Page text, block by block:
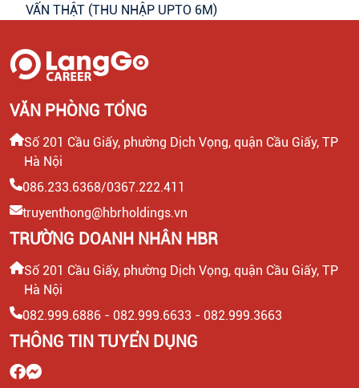
VẤN THẬT (THU NHẬP UPTO 6M)
CHUYÊN VIÊN CONTENT VIRAL (FANPAGE
FACEBOOK)
CTV CONTENT VIRAL TIKTOK
CHUYÊN VIÊN TƯ VẤN GIÁO DỤC (THU NHẬP UPTO
30 TRIỆU)
LEADER SALE/ TRƯỞNG NHÓM KINH DOANH/ TƯ
VẤN TUYỂN SINH
CTV KIỂM TRA NĂNG LỰC TIẾNG ANH ĐẦU VÀO CHO
HỌC VIÊN
VĂN PHÒNG TỔNG
Số 201 Cầu Giấy, phường Dịch Vọng, quận Cầu Giấy, TP
Hà Nội
086.233.6368/0367.222.411
truyenthong@hbrholdings.vn
TRƯỜNG DOANH NHÂN HBR
Số 201 Cầu Giấy, phường Dịch Vọng, quận Cầu Giấy, TP
Hà Nội
082.999.6886 - 082.999.6633 - 082.999.3663
THÔNG TIN TUYỂN DỤNG